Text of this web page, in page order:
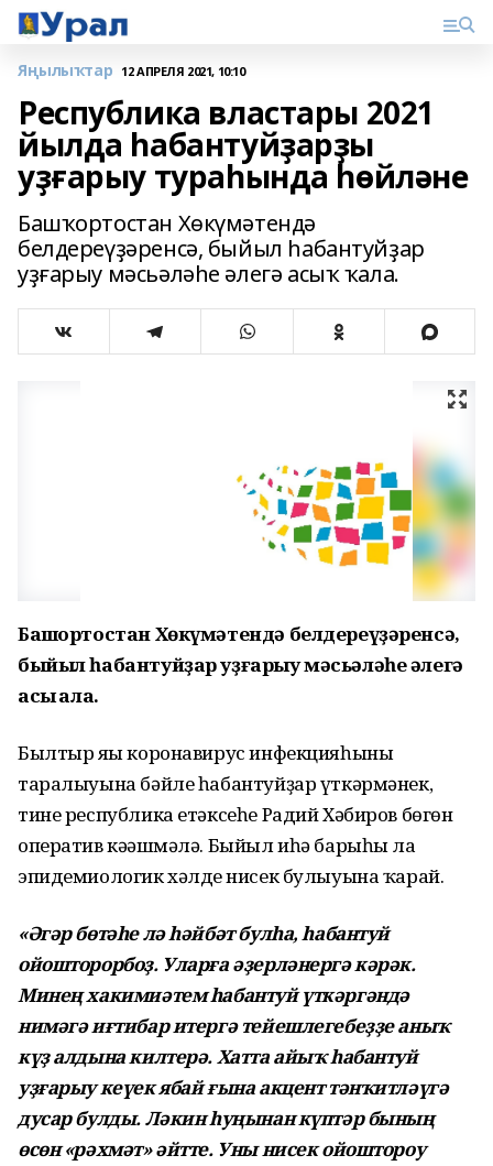
Яңылыҡтар 12 АПРЕЛЯ 2021, 10:10
Республика властары 2021
йылда һабантуйҙарҙы
уҙғарыу тураһында һөйләне
Башҡортостан Хөкүмәтендә
белдереүҙәренсә, быйыл һабантуйҙар
уҙғарыу мәсьәләһе әлегә асыҡ ҡала.
Башҡортостан Хөкүмәтендә белдереүҙәренсә,
быйыл һабантуйҙар уҙғарыу мәсьәләһе әлегә
асыҡ ҡала.
Былтыр яңы коронавирус инфекцияһының
таралыуына бәйле һабантуйҙар үткәрмәнек,
тине республика етәксеһе Радий Хәбиров бөгөн
оператив кәңәшмәлә. Быйыл иһә барыһы ла
эпидемиологик хәлдең нисек булыуына ҡарай.
«Әгәр бөтәһе лә һәйбәт булһа, һабантуй
ойошторорбоҙ. Уларға әҙерләнергә кәрәк.
Минең хакимиәтем һабантуй үткәргәндә
нимәгә иғтибар итергә тейешлегебеҙҙе аныҡ
күҙ алдына килтерә. Хатта айыҡ һабантуй
уҙғарыу кеүек ябай ғына акцент тәнҡитләүгә
дусар булды. Ләкин һуңынан күптәр бының
өсөн «рәхмәт» әйтте. Уны нисек ойоштороу